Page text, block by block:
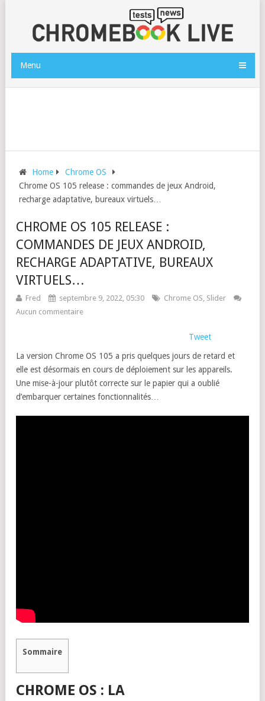
Menu
Home
Chrome OS
Chrome OS 105 release : commandes de jeux Android,
recharge adaptative, bureaux virtuels…
CHROME OS 105 RELEASE :
COMMANDES DE JEUX ANDROID,
RECHARGE ADAPTATIVE, BUREAUX
VIRTUELS…
Fred septembre 9, 2022, 05:30 Chrome OS, Slider
Aucun commentaire
Tweet
La version Chrome OS 105 a pris quelques jours de retard et
elle est désormais en cours de déploiement sur les appareils.
Une mise-à-jour plutôt correcte sur le papier qui a oublié
d’embarquer certaines fonctionnalités…
Sommaire
CHROME OS : LA